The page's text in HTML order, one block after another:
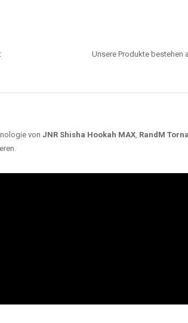
Unsere Produkte bestehen
von JNR Shisha Hookah MAX, RandM